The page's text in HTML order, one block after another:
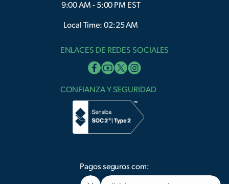
9:00 AM - 5:00 PM EST
Local Time: 02:25 AM
ENLACES DE REDES SOCIALES
CONFIANZA Y SEGURIDAD
Pagos seguros com: